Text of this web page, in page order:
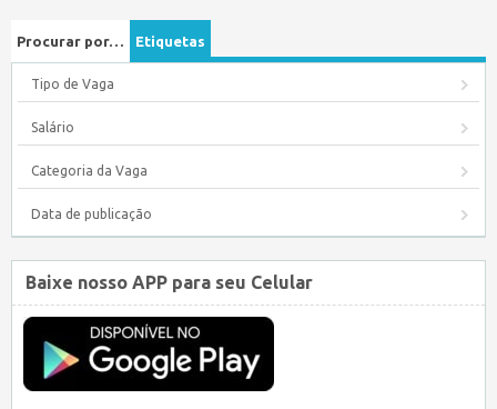
Procurar por… Etiquetas
Tipo de Vaga
Salário
Categoria da Vaga
Data de publicação
Baixe nosso APP para seu Celular